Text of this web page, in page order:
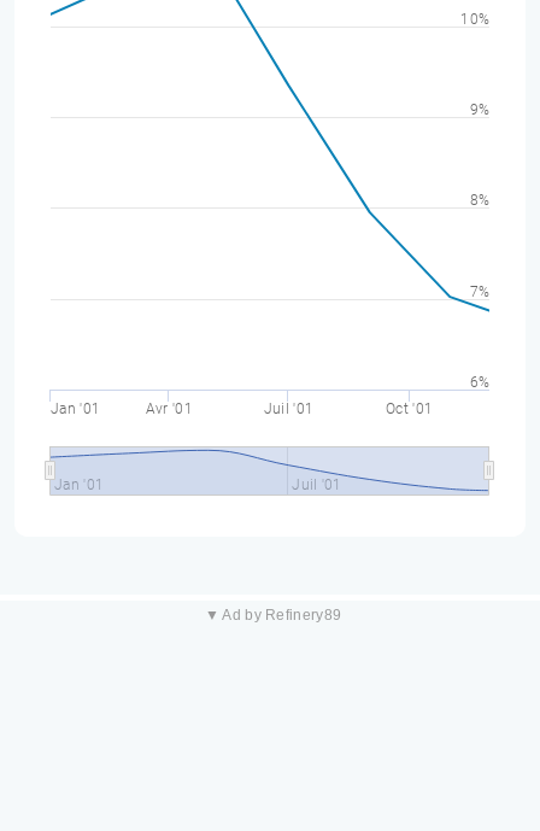
Jan '01 Avr '01 Juil '01 Oct '01
Jan '01 Juil '01
6%
7%
8%
9%
10%
▼ Ad by Refinery89